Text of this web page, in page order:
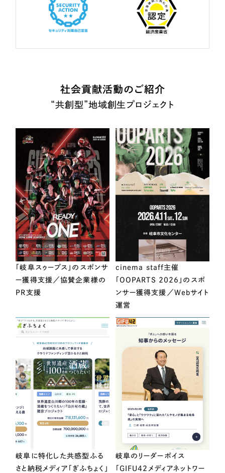
社会貢献活動のご紹介
“共創型”地域創生プロジェクト
「岐阜スゥープス」のスポンサ
ー獲得支援／協賛企業様の
PR支援
cinema staff主催
「OOPARTS 2026」のスポ
ンサー獲得支援／Webサイト
運営
岐阜に特化した共感型ふる
さと納税メディア「ぎふちょく」
岐阜のリーダーボイス
「GIFU42メディアネットワー